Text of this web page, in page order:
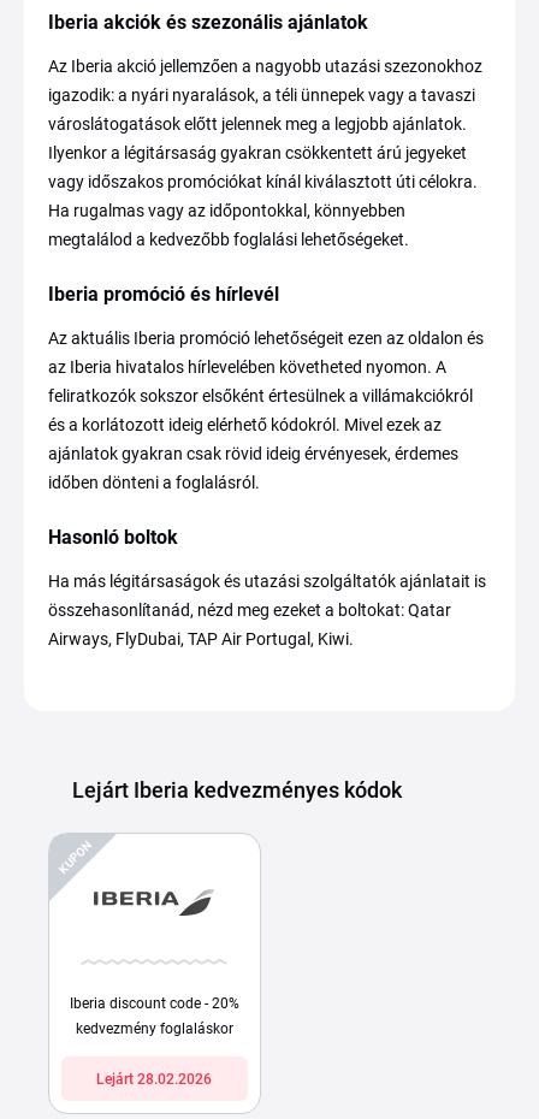
Iberia akciók és szezonális ajánlatok
Az Iberia akció jellemzően a nagyobb utazási szezonokhoz
igazodik: a nyári nyaralások, a téli ünnepek vagy a tavaszi
városlátogatások előtt jelennek meg a legjobb ajánlatok.
Ilyenkor a légitársaság gyakran csökkentett árú jegyeket
vagy időszakos promóciókat kínál kiválasztott úti célokra.
Ha rugalmas vagy az időpontokkal, könnyebben
megtalálod a kedvezőbb foglalási lehetőségeket.
Iberia promóció és hírlevél
Az aktuális Iberia promóció lehetőségeit ezen az oldalon és
az Iberia hivatalos hírlevelében követheted nyomon. A
feliratkozók sokszor elsőként értesülnek a villámakciókról
és a korlátozott ideig elérhető kódokról. Mivel ezek az
ajánlatok gyakran csak rövid ideig érvényesek, érdemes
időben dönteni a foglalásról.
Hasonló boltok
Ha más légitársaságok és utazási szolgáltatók ajánlatait is
összehasonlítanád, nézd meg ezeket a boltokat: Qatar
Airways, FlyDubai, TAP Air Portugal, Kiwi.
Lejárt Iberia kedvezményes kódok
KUPON
Iberia discount code - 20%
kedvezmény foglaláskor
Lejárt 28.02.2026